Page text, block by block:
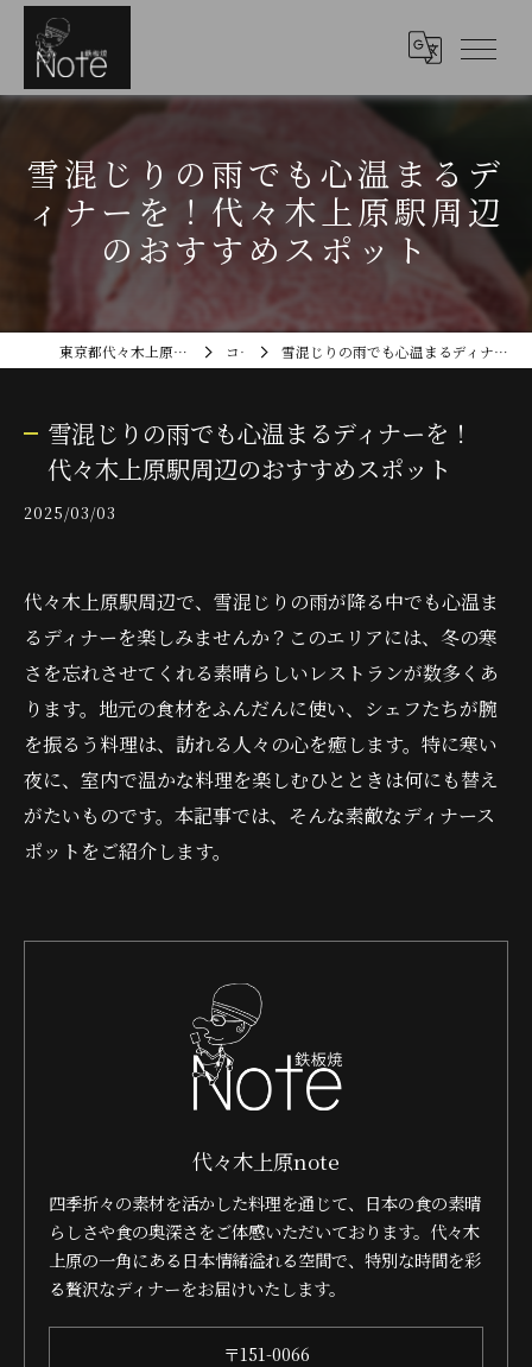
雪混じりの雨でも心温まるデ
ィナーを！代々木上原駅周辺
のおすすめスポット
東京都代々木上原のディナーなら鉄板焼Note コラム 雪混じりの雨でも心温まるディナーを！代々木上原駅周辺のおすすめスポット
雪混じりの雨でも心温まるディナーを！
代々木上原駅周辺のおすすめスポット
2025/03/03
代々木上原駅周辺で、雪混じりの雨が降る中でも心温ま
るディナーを楽しみませんか？このエリアには、冬の寒
さを忘れさせてくれる素晴らしいレストランが数多くあ
ります。地元の食材をふんだんに使い、シェフたちが腕
を振るう料理は、訪れる人々の心を癒します。特に寒い
夜に、室内で温かな料理を楽しむひとときは何にも替え
がたいものです。本記事では、そんな素敵なディナース
ポットをご紹介します。
代々木上原note
四季折々の素材を活かした料理を通じて、日本の食の素晴
らしさや食の奥深さをご体感いただいております。代々木
上原の一角にある日本情緒溢れる空間で、特別な時間を彩
る贅沢なディナーをお届けいたします。
〒151-0066